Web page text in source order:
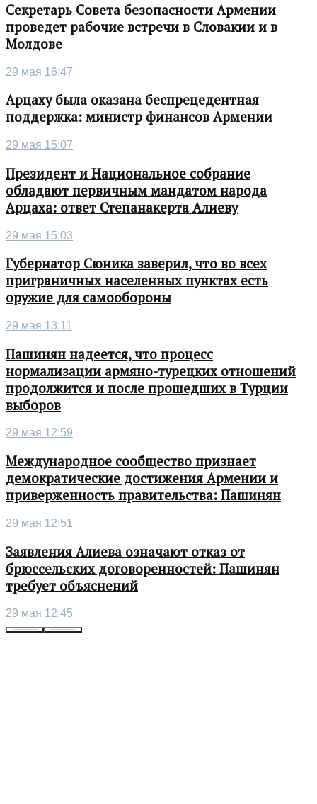
Секретарь Совета безопасности Армении
проведет рабочие встречи в Словакии и в
Молдове
29 мая 16:47
Арцаху была оказана беспрецедентная
поддержка: министр финансов Армении
29 мая 15:07
Президент и Национальное собрание
обладают первичным мандатом народа
Арцаха: ответ Степанакерта Алиеву
29 мая 15:03
Губернатор Сюника заверил, что во всех
приграничных населенных пунктах есть
оружие для самообороны
29 мая 13:11
Пашинян надеется, что процесс
нормализации армяно-турецких отношений
продолжится и после прошедших в Турции
выборов
29 мая 12:59
Международное сообщество признает
демократические достижения Армении и
приверженность правительства: Пашинян
29 мая 12:51
Заявления Алиева означают отказ от
брюссельских договоренностей: Пашинян
требует объяснений
29 мая 12:45